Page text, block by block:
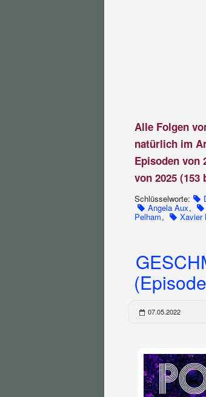
Alle Folgen
natürlich im
Episoden von
von 2025 (153
Schlüsselworte:
Angela Aux,
Pelham, Xavier
07.05.2022